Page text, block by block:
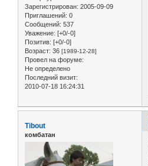
Зарегистрирован: 2005-09-09
Приглашений: 0
Сообщений: 537
Уважение: [+0/-0]
Позитив: [+0/-0]
Возраст: 36 [1989-12-28]
Провел на форуме:
Не определено
Последний визит:
2010-07-18 16:24:31
Tibout
комбатан